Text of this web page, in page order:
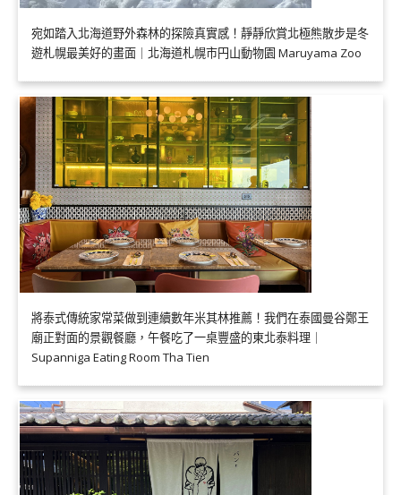
宛如踏入北海道野外森林的探險真實感！靜靜欣賞北極熊散步是冬
遊札幌最美好的畫面｜北海道札幌市円山動物園 Maruyama Zoo
將泰式傳統家常菜做到連續數年米其林推薦！我們在泰國曼谷鄭王
廟正對面的景觀餐廳，午餐吃了一桌豐盛的東北泰料理｜
Supanniga Eating Room Tha Tien